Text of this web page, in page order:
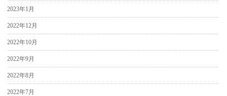
2023年1月
2022年12月
2022年10月
2022年9月
2022年8月
2022年7月